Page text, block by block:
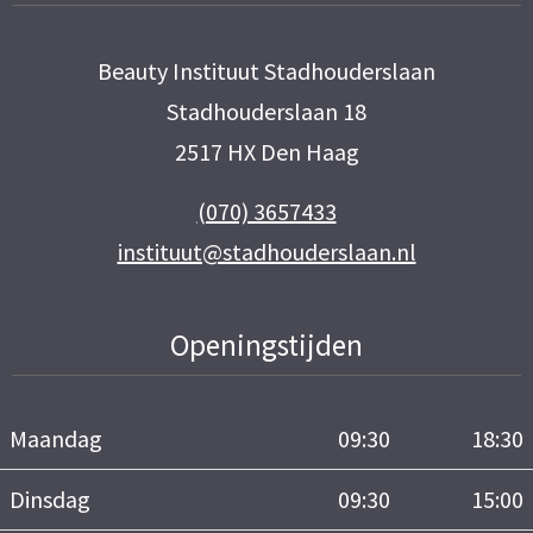
Beauty Instituut Stadhouderslaan
Stadhouderslaan 18
2517 HX Den Haag
(070) 3657433
instituut@stadhouderslaan.nl
Openingstijden
Maandag 09:30 18:30
Dinsdag 09:30 15:00